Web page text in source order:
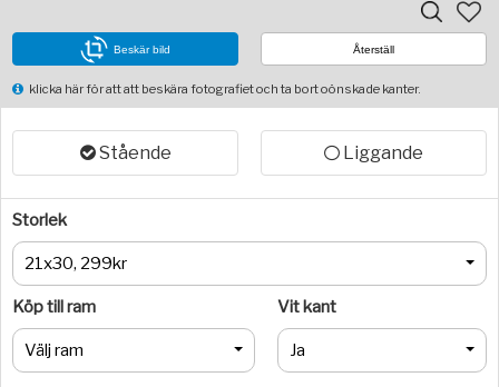
Beskär bild Återställ
klicka här för att att beskära fotografiet och ta bort oönskade kanter.
Stående Liggande
Storlek
21x30, 299kr
Köp till ram
Välj ram
Vit kant
Ja